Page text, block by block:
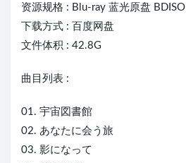
资源规格 : Blu-ray 蓝光原盘 BDISO
下载方式 : 百度网盘
文件体积 : 42.8G
曲目列表 :
01. 宇宙図書館
02. あなたに会う旅
03. 影になって